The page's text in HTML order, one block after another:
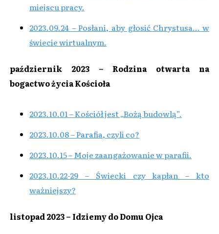
miejscu pracy.
2023.09.24 – Posłani, aby głosić Chrystusa… w
świecie wirtualnym.
październik 2023 – Rodzina otwarta na
bogactwo życia Kościoła
2023.10.01 – Kościół jest „Bożą budowlą”.
2023.10.08 – Parafia, czyli co?
2023.10.15 – Moje zaangażowanie w parafii.
2023.10.22-29 – Świecki czy kapłan – kto
ważniejszy?
listopad 2023 – Idziemy do Domu Ojca